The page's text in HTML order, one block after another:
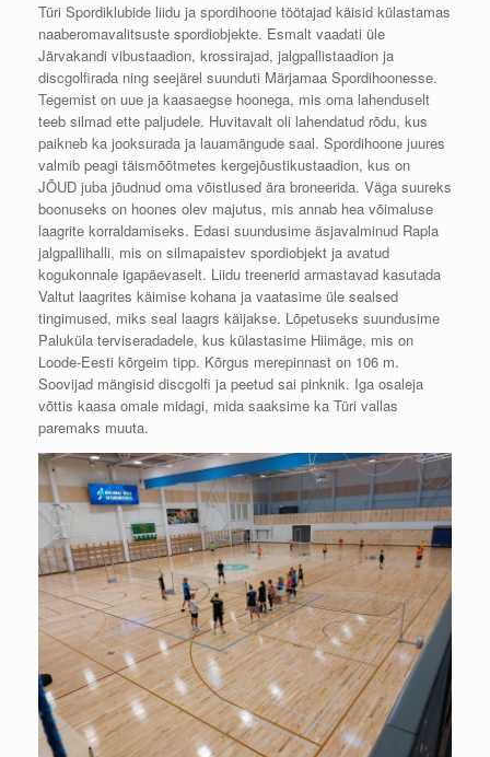
Türi Spordiklubide liidu ja spordihoone töötajad käisid külastamas
naaberomavalitsuste spordiobjekte. Esmalt vaadati üle
Järvakandi vibustaadion, krossirajad, jalgpallistaadion ja
discgolfirada ning seejärel suunduti Märjamaa Spordihoonesse.
Tegemist on uue ja kaasaegse hoonega, mis oma lahenduselt
teeb silmad ette paljudele. Huvitavalt oli lahendatud rõdu, kus
paikneb ka jooksurada ja lauamängude saal. Spordihoone juures
valmib peagi täismõõtmetes kergejõustikustaadion, kus on
JÕUD juba jõudnud oma võistlused ära broneerida. Väga suureks
boonuseks on hoones olev majutus, mis annab hea võimaluse
laagrite korraldamiseks. Edasi suundusime äsjavalminud Rapla
jalgpallihalli, mis on silmapaistev spordiobjekt ja avatud
kogukonnale igapäevaselt. Liidu treenerid armastavad kasutada
Valtut laagrites käimise kohana ja vaatasime üle sealsed
tingimused, miks seal laagrs käijakse. Lõpetuseks suundusime
Paluküla terviseradadele, kus külastasime Hiimäge, mis on
Loode-Eesti kõrgeim tipp. Kõrgus merepinnast on 106 m.
Soovijad mängisid discgolfi ja peetud sai pinknik. Iga osaleja
võttis kaasa omale midagi, mida saaksime ka Türi vallas
paremaks muuta.